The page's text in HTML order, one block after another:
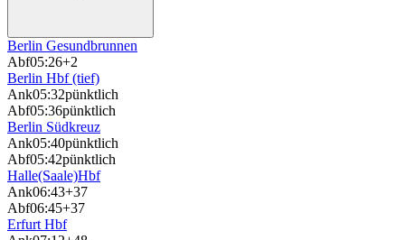
Berlin Gesundbrunnen
Abf05:26+2
Berlin Hbf (tief)
Ank05:32pünktlich
Abf05:36pünktlich
Berlin Südkreuz
Ank05:40pünktlich
Abf05:42pünktlich
Halle(Saale)Hbf
Ank06:43+37
Abf06:45+37
Erfurt Hbf